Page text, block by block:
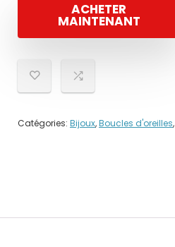
ACHETER
MAINTENANT
Catégories: Bijoux,Boucles d'oreilles,